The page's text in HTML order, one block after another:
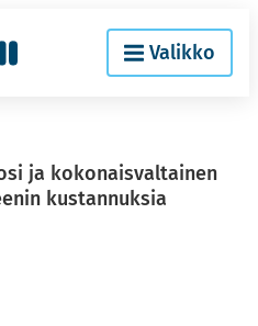
Valikko
ja kokonaisvaltainen
kustannuksia